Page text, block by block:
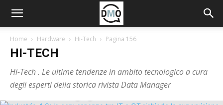
Home Hardware Hi-Tech Pagina 156
HI-TECH
Hi-Tech . Le ultime tendenze in ambito tecnologico a cura
degli esperti della storica rivista Data Manager
Piccole meraviglie: microbot in